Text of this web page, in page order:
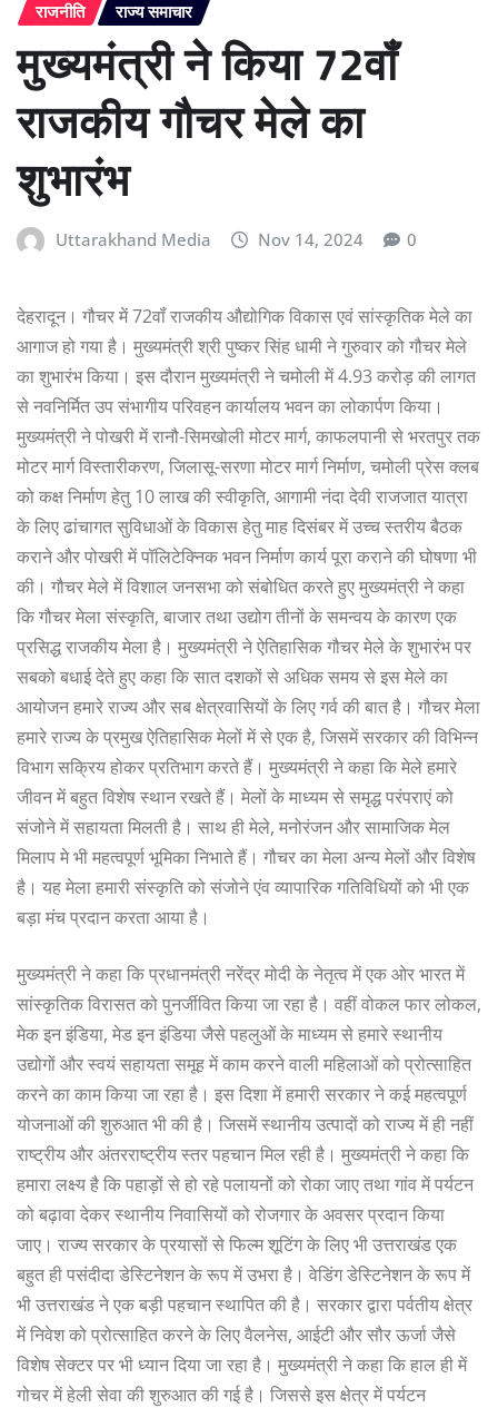
राजनीति राज्य समाचार
मुख्यमंत्री ने किया 72वॉं
राजकीय गौचर मेले का
शुभारंभ
Uttarakhand Media Nov 14, 2024 0
देहरादून। गौचर में 72वॉं राजकीय औद्योगिक विकास एवं सांस्कृतिक मेले का
आगाज हो गया है। मुख्यमंत्री श्री पुष्कर सिंह धामी ने गुरुवार को गौचर मेले
का शुभारंभ किया। इस दौरान मुख्यमंत्री ने चमोली में 4.93 करोड़ की लागत
से नवनिर्मित उप संभागीय परिवहन कार्यालय भवन का लोकार्पण किया।
मुख्यमंत्री ने पोखरी में रानौ-सिमखोली मोटर मार्ग, काफलपानी से भरतपुर तक
मोटर मार्ग विस्तारीकरण, जिलासू-सरणा मोटर मार्ग निर्माण, चमोली प्रेस क्लब
को कक्ष निर्माण हेतु 10 लाख की स्वीकृति, आगामी नंदा देवी राजजात यात्रा
के लिए ढांचागत सुविधाओं के विकास हेतु माह दिसंबर में उच्च स्तरीय बैठक
कराने और पोखरी में पॉलिटेक्निक भवन निर्माण कार्य पूरा कराने की घोषणा भी
की। गौचर मेले में विशाल जनसभा को संबोधित करते हुए मुख्यमंत्री ने कहा
कि गौचर मेला संस्कृति, बाजार तथा उद्योग तीनों के समन्वय के कारण एक
प्रसिद्ध राजकीय मेला है। मुख्यमंत्री ने ऐतिहासिक गौचर मेले के शुभारंभ पर
सबको बधाई देते हुए कहा कि सात दशकों से अधिक समय से इस मेले का
आयोजन हमारे राज्य और सब क्षेत्रवासियों के लिए गर्व की बात है। गौचर मेला
हमारे राज्य के प्रमुख ऐतिहासिक मेलों में से एक है, जिसमें सरकार की विभिन्न
विभाग सक्रिय होकर प्रतिभाग करते हैं। मुख्यमंत्री ने कहा कि मेले हमारे
जीवन में बहुत विशेष स्थान रखते हैं। मेलों के माध्यम से समृद्ध परंपराएं को
संजोने में सहायता मिलती है। साथ ही मेले, मनोरंजन और सामाजिक मेल
मिलाप मे भी महत्वपूर्ण भूमिका निभाते हैं। गौचर का मेला अन्य मेलों और विशेष
है। यह मेला हमारी संस्कृति को संजोने एंव व्यापारिक गतिविधियों को भी एक
बड़ा मंच प्रदान करता आया है।
मुख्यमंत्री ने कहा कि प्रधानमंत्री नरेंद्र मोदी के नेतृत्व में एक ओर भारत में
सांस्कृतिक विरासत को पुनर्जीवित किया जा रहा है। वहीं वोकल फार लोकल,
मेक इन इंडिया, मेड इन इंडिया जैसे पहलुओं के माध्यम से हमारे स्थानीय
उद्योगों और स्वयं सहायता समूह में काम करने वाली महिलाओं को प्रोत्साहित
करने का काम किया जा रहा है। इस दिशा में हमारी सरकार ने कई महत्वपूर्ण
योजनाओं की शुरुआत भी की है। जिसमें स्थानीय उत्पादों को राज्य में ही नहीं
राष्ट्रीय और अंतरराष्ट्रीय स्तर पहचान मिल रही है। मुख्यमंत्री ने कहा कि
हमारा लक्ष्य है कि पहाड़ों से हो रहे पलायनों को रोका जाए तथा गांव में पर्यटन
को बढ़ावा देकर स्थानीय निवासियों को रोजगार के अवसर प्रदान किया
जाए। राज्य सरकार के प्रयासों से फिल्म शूटिंग के लिए भी उत्तराखंड एक
बहुत ही पसंदीदा डेस्टिनेशन के रूप में उभरा है। वेडिंग डेस्टिनेशन के रूप में
भी उत्तराखंड ने एक बड़ी पहचान स्थापित की है। सरकार द्वारा पर्वतीय क्षेत्र
में निवेश को प्रोत्साहित करने के लिए वैलनेस, आईटी और सौर ऊर्जा जैसे
विशेष सेक्टर पर भी ध्यान दिया जा रहा है। मुख्यमंत्री ने कहा कि हाल ही में
गोचर में हेली सेवा की शुरुआत की गई है। जिससे इस क्षेत्र में पर्यटन